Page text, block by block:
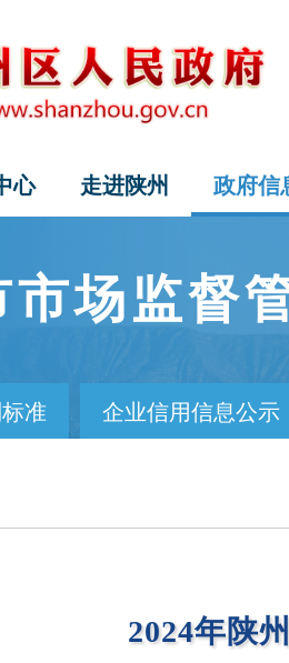
心 走进陕州 政府信
市场监督
准
企业信用信息公示
2024年陕